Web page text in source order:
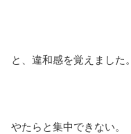
と、違和感を覚えました。
やたらと集中できない。